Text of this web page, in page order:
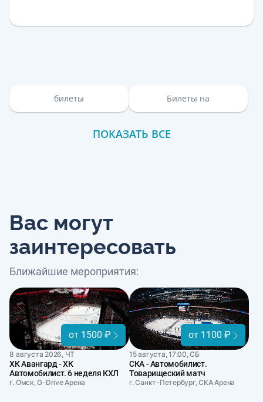
билеты Билеты на
ПОКАЗАТЬ ВСЕ
Вас могут
заинтересовать
Ближайшие мероприятия:
от 1500 ₽
8 августа 2026, ЧТ
ХК Авангард - ХК
Автомобилист. 6 неделя КХЛ
г. Омск, G-Drive Арена
от 1100 ₽
15 августа, 17:00, СБ
СКА - Автомобилист.
Товарищеский матч
г. Санкт-Петербург, СКА Арена